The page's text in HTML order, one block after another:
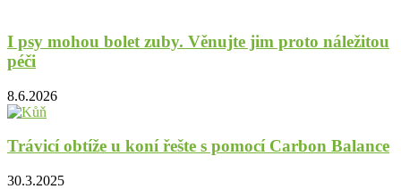
I psy mohou bolet zuby. Věnujte jim proto náležitou
péči
8.6.2026
Trávicí obtíže u koní řešte s pomocí Carbon Balance
30.3.2025